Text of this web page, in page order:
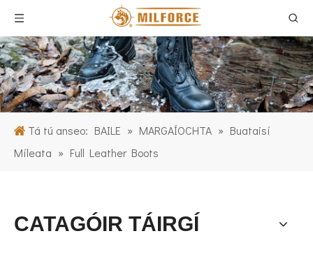
Tá tú anseo: BAILE » MARGAÍOCHTA » Buataisí
Míleata » Full Leather Boots
CATAGÓIR TÁIRGÍ